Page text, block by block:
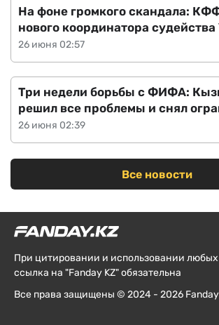
26 июня 02:57
На фоне громкого скандала:
нового координатора
26 июня 02:39
Три недели борьбы с ФИФА:
решил все проблемы и снял
Все новости
При цитировании и использовании
ссылка на "Fanday KZ" обязательна
Все права защищены © 2024 - 2026 Fanday